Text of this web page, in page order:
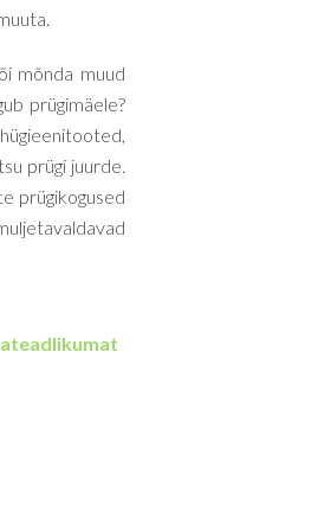
mõnda muud
prügimäele?
prügi juurde.
prügikogused